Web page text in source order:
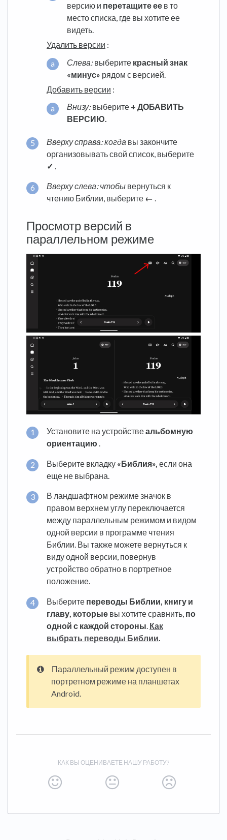
версию и перетащите ее в то
место списка, где вы хотите ее
видеть.
Удалить версии :
Слева:выберите красный знак
«минус» рядом с версией.
Добавить версии :
Внизу:выберите + ДОБАВИТЬ
ВЕРСИЮ.
Вверху справа: когда вы закончите
организовывать свой список, выберите
✓ .
Вверху слева: чтобы вернуться к
чтению Библии, выберите ← .
Просмотр версий в
параллельном режиме
Установите на устройствеальбомную
ориентацию .
Выберите вкладку «Библия», если она
еще не выбрана.
В ландшафтном режиме значок в
правом верхнем углу переключается
между параллельным режимом и видом
одной версии в программе чтения
Библии. Вы также можете вернуться к
виду одной версии, повернув
устройство обратно в портретное
положение.
Выберите переводы Библии, книгу и
главу, которые вы хотите сравнить, по
одной с каждой стороны Как
выбрать переводы Библии
Параллельный режим доступен в
портретном режиме на планшетах
Android.
КАК ВЫ ОЦЕНИВАЕТЕ НАШУ РАБОТУ?